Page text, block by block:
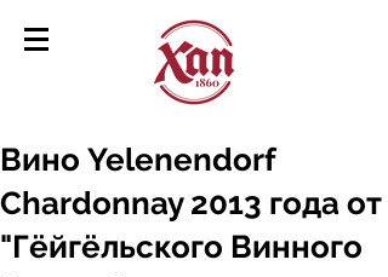
Вино Yelenendorf
Chardonnay 2013 года от
"Гёйгёльского Винного